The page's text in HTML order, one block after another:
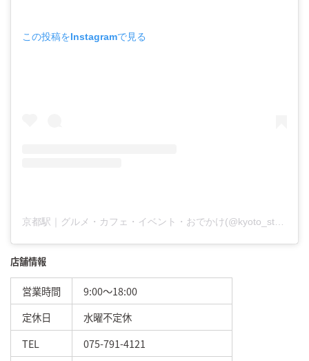
この投稿をInstagramで見る
京都駅｜グルメ・カフェ・イベント・おでかけ(@kyoto_station_building)がシェアした投稿
店舗情報
営業時間
9:00～18:00
定休日
水曜不定休
TEL
075-791-4121